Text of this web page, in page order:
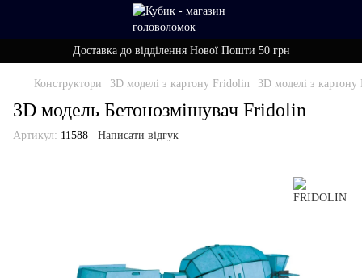
Доставка до відділення Нової Пошти 50 грн
Конструктори 3D моделі з картону Fridolin 3D моделі з
3D модель Бетонозмішувач Fridolin
Артикул: 11588 Написати відгук